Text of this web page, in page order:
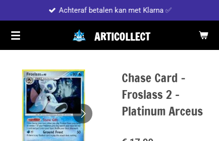
naar
de
ARTICOLLECT
Achteraf betalen kan met Klarna ✅
Chase Card -
Froslass 2 -
Platinum Arceus